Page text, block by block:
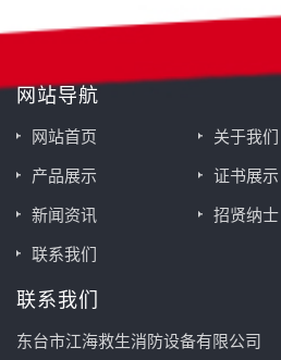
网站导航
网站首页 关于我们
产品展示 证书展示
新闻资讯 招贤纳士
联系我们
联系我们
东台市江海救生消防设备有限公司